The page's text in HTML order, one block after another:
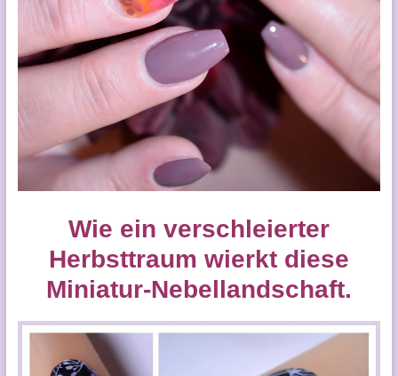
Wie ein verschleierter
Herbsttraum wierkt diese
Miniatur-Nebellandschaft.